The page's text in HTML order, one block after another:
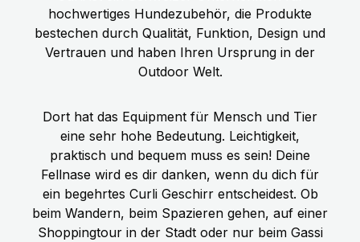
hochwertiges Hundezubehör, die Produkte
bestechen durch Qualität, Funktion, Design und
Vertrauen und haben Ihren Ursprung in der
Outdoor Welt.
Dort hat das Equipment für Mensch und Tier
eine sehr hohe Bedeutung. Leichtigkeit,
praktisch und bequem muss es sein! Deine
Fellnase wird es dir danken, wenn du dich für
ein begehrtes Curli Geschirr entscheidest. Ob
beim Wandern, beim Spazieren gehen, auf einer
Shoppingtour in der Stadt oder nur beim Gassi